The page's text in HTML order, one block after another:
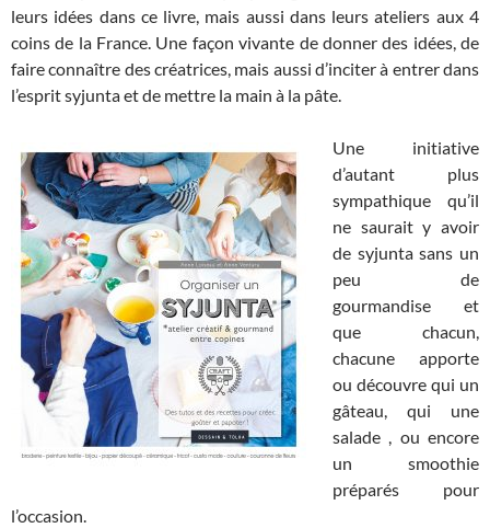
leurs idées dans ce livre, mais aussi dans leurs ateliers aux 4
coins de la France. Une façon vivante de donner des idées, de
faire connaître des créatrices, mais aussi d’inciter à entrer dans
l’esprit syjunta et de mettre la main à la pâte.
Une initiative
d’autant plus
sympathique qu’il
ne saurait y avoir
de syjunta sans un
peu de
gourmandise et
que chacun,
chacune apporte
ou découvre qui un
gâteau, qui une
salade , ou encore
un smoothie
préparés pour
l’occasion.